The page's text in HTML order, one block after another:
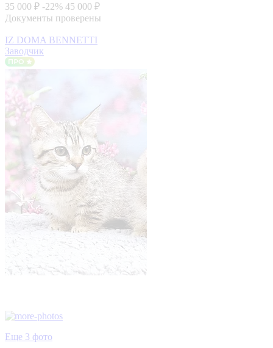
35 000 ₽ -22% 45 000 ₽
Документы проверены
IZ DOMA BENNETTI
Заводчик
Еще 3 фото